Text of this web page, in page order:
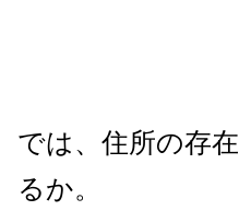
では、住所の存
るか。